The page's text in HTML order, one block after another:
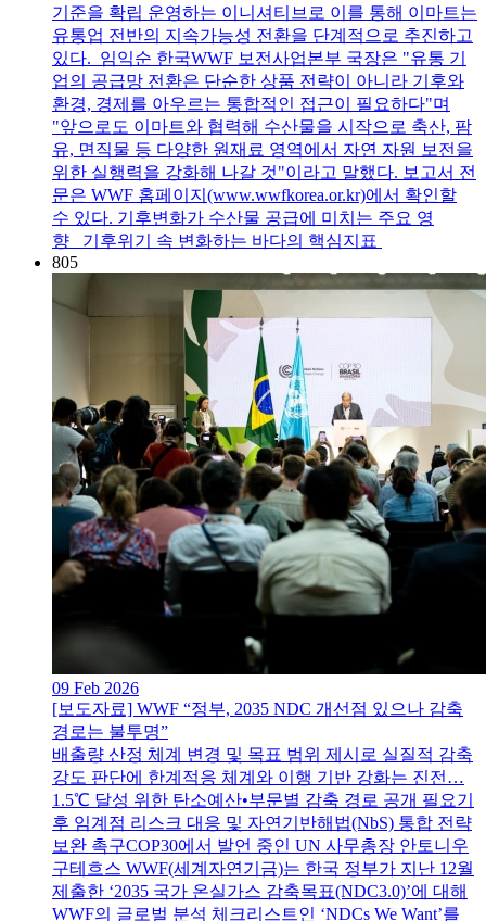
기준을 확립 운영하는 이니셔티브로 이를 통해 이마트는
유통업 전반의 지속가능성 전환을 단계적으로 추진하고
있다. 임익순 한국WWF 보전사업본부 국장은 "유통 기
업의 공급망 전환은 단순한 상품 전략이 아니라 기후와
환경, 경제를 아우르는 통합적인 접근이 필요하다"며
"앞으로도 이마트와 협력해 수산물을 시작으로 축산, 팜
유, 면직물 등 다양한 원재료 영역에서 자연 자원 보전을
위한 실행력을 강화해 나갈 것"이라고 말했다. 보고서 전
문은 WWF 홈페이지(www.wwfkorea.or.kr)에서 확인할
수 있다. 기후변화가 수산물 공급에 미치는 주요 영
향 기후위기 속 변화하는 바다의 핵심지표
805
09 Feb 2026
[보도자료] WWF “정부, 2035 NDC 개선점 있으나 감축
경로는 불투명”
배출량 산정 체계 변경 및 목표 범위 제시로 실질적 감축
강도 판단에 한계적응 체계와 이행 기반 강화는 진전…
1.5℃ 달성 위한 탄소예산•부문별 감축 경로 공개 필요기
후 임계점 리스크 대응 및 자연기반해법(NbS) 통합 전략
보완 촉구COP30에서 발언 중인 UN 사무총장 안토니우
구테흐스 WWF(세계자연기금)는 한국 정부가 지난 12월
제출한 ‘2035 국가 온실가스 감축목표(NDC3.0)’에 대해
WWF의 글로벌 분석 체크리스트인 ‘NDCs We Want’를